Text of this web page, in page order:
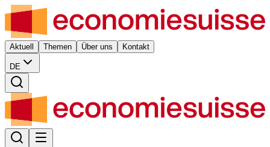
Aktuell Themen Über uns Kontakt
DE